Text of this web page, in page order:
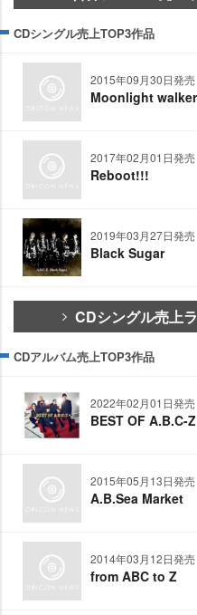
CDシングル売上TOP3作品
2015年09月30日発売
Moonlight walker
2017年02月01日発売
Reboot!!!
2019年03月27日発売
Black Sugar
CDシングル売上
CDアルバム売上TOP3作品
2022年02月01日発売
BEST OF A.B.C-Z
2015年05月13日発売
A.B.Sea Market
2014年03月12日発売
from ABC to Z